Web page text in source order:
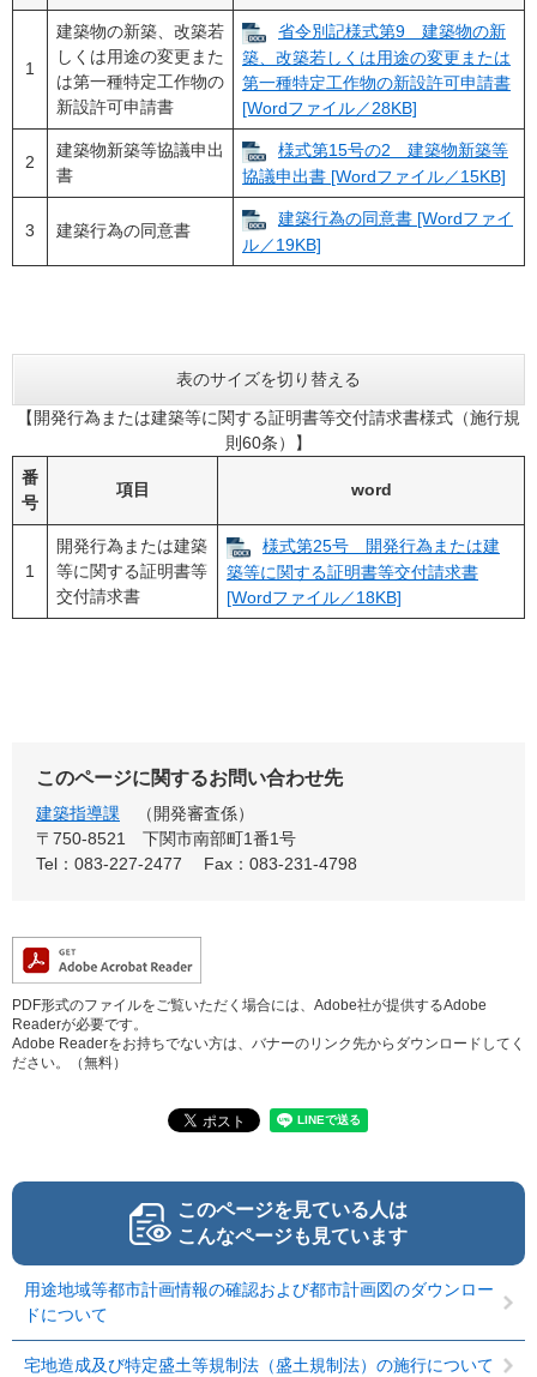
1
建築物の新築、改築若
しくは用途の変更また
は第一種特定工作物の
新設許可申請書
省令別記様式第9 建築物の新
築、改築若しくは用途の変更または
第一種特定工作物の新設許可申請書
[Wordファイル／28KB]
2
建築物新築等協議申出
書
様式第15号の2 建築物新築等
協議申出書 [Wordファイル／15KB]
3 建築行為の同意書
建築行為の同意書 [Wordファイ
ル／19KB]
表のサイズを切り替える
【開発行為または建築等に関する証明書等交付請求書様式（施行規
則60条）】
番
号
項目 word
1
開発行為または建築
等に関する証明書等
交付請求書
様式第25号 開発行為または建
築等に関する証明書等交付請求書
[Wordファイル／18KB]
このページに関するお問い合わせ先
建築指導課
開発審査係
〒750-8521
下関市南部町1番1号
Tel：083-227-2477
Fax：083-231-4798
PDF形式のファイルをご覧いただく場合には、Adobe社が提供するAdobe
Readerが必要です。
Adobe Readerをお持ちでない方は、バナーのリンク先からダウンロードしてく
ださい。（無料）
このページを見ている人は
こんなページも見ています
用途地域等都市計画情報の確認および都市計画図のダウンロー
ドについて
宅地造成及び特定盛土等規制法（盛土規制法）の施行について